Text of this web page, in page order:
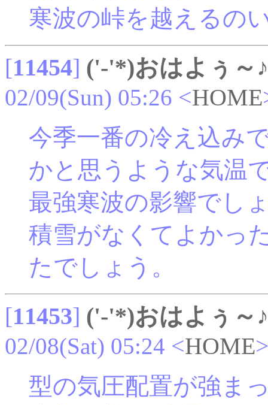
寒波の峠を越えるの
[11454] ('-'*)おはよぅ～♪
02/09(Sun) 05:26 <HOME
今季一番の冷え込み
かと思うような気温
最強寒波の影響でし
積雪がなくてよかっ
たでしょう。
[11453] ('-'*)おはよぅ～♪
02/08(Sat) 05:24 <HOME
型の気圧配置が強ま